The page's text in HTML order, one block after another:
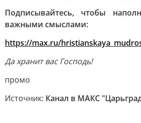
Подписывайтесь, чтобы
важными смыслами:
https://max.ru/
Да хранит вас Господь!
промо
Источник: Канал в МАКС